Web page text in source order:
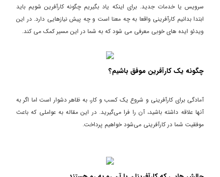
سرویس یا خدمات جدید. برای اینکه یاد بگیریم چگونه کارآفرین شویم باید
ابتدا بدانیم کارآفرینی واقعا به چه معنا است و چه پیش نیازهایی دارد. در این
ویدئو ایده های خوبی معرفی می شود که به شما در این مسیر کمک می کند.
چگونه یک کارآفرین موفق باشیم؟
آمادگی برای کارآفرینی و شروع یک کسب و کار، به ظاهر دشوار است اما اگر به
آنها علاقه داشته باشید، آن را فرا می‌گیرید. در این مقاله به عواملی که باعث
موفقیت شما در کارآفرینی می‌شود خواهیم پرداخت.